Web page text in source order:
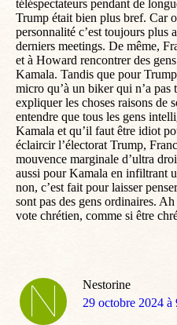
téléspectateurs pendant de
Trump était bien plus bref. Car
personnalité c’est toujours plus
derniers meetings. De même,
et à Howard rencontrer des
Kamala. Tandis que pour
micro qu’à un biker qui n’a pas
expliquer les choses raisons de
entendre que tous les gens
Kamala et qu’il faut être idiot
éclaircir l’électorat Trump,
mouvence marginale d’ultra
aussi pour Kamala en infiltrant
non, c’est fait pour laisser
sont pas des gens ordinaires.
vote chrétien, comme si être
Nestorine
dit
29 octobre 2024 à